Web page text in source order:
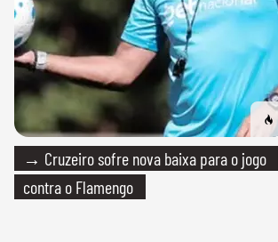
→ Cruzeiro sofre nova baixa para o jogo
contra o Flamengo